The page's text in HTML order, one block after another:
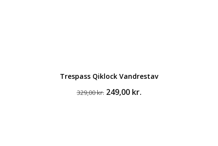
Trespass Qiklock Vandrestav
329,00kr. Den
249,00 kr.Den